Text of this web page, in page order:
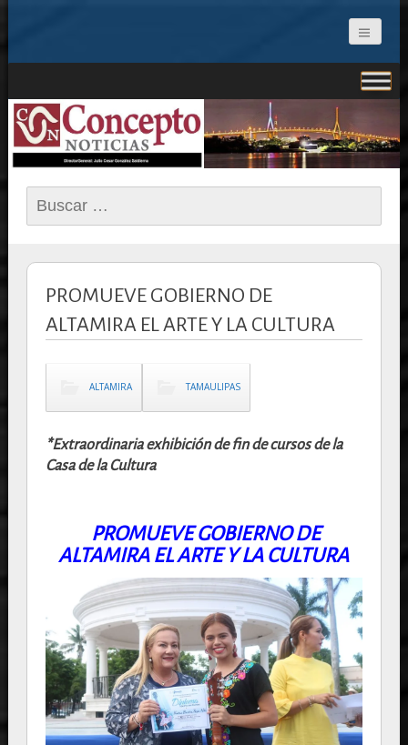
CONCEPTO NOTICIAS
Buscar:
PROMUEVE GOBIERNO DE
ALTAMIRA EL ARTE Y LA CULTURA
ALTAMIRA TAMAULIPAS
*Extraordinaria exhibición de fin de cursos de la
Casa de la Cultura
PROMUEVE GOBIERNO DE
ALTAMIRA EL ARTE Y LA CULTURA